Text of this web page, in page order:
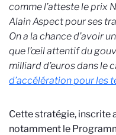
comme l’atteste le prix
Alain Aspect pour ses
On a la chance d’avoir
que l’œil attentif du
milliard d’euros dans le
d’accélération pour les
Cette stratégie, inscrite
notamment le